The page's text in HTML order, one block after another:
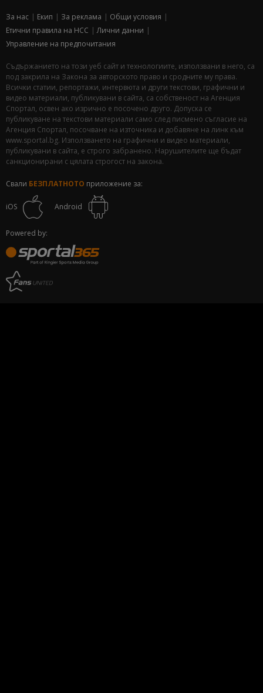
За нас Екип За рекламa
Общи условия
Етични правила на НСС
Лични данни
Управление на предпочитания
Съдържанието на този уеб сайт и технологиите, използвани в него, са
под закрила на Закона за авторското право и сродните му права.
Всички статии, репортажи, интервюта и други текстови, графични и
видео материали, публикувани в сайта, са собственост на Агенция
Спортал, освен ако изрично е посочено друго. Допуска се
публикуване на текстови материали само след писмено съгласие на
Агенция Спортал, посочване на източника и добавяне на линк към
www.sportal.bg. Използването на графични и видео материали,
публикувани в сайта, е строго забранено. Нарушителите ще бъдат
санкционирани с цялата строгост на закона.
Свали БЕЗПЛАТНОТО приложение за:
iOS Android
Powered by: